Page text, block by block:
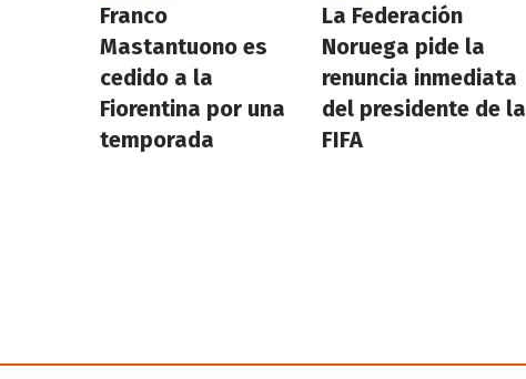
Franco
Mastantuono es
cedido a la
Fiorentina por una
temporada
La Federación
Noruega pide la
renuncia inmediata
del presidente de la
FIFA